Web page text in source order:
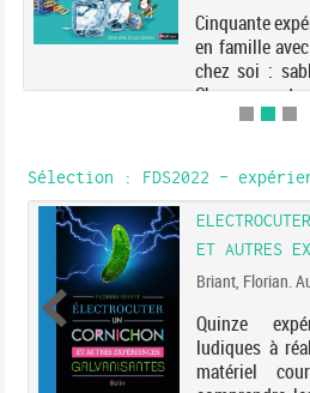
Cinquante
en famille
chez soi :
Chacune est
étape par étape.
Sélection : FDS2022 -
ET AUTRES
Briant, Florian.
Quinze
ludiques à
matériel